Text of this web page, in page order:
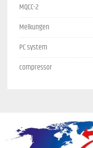
MQCC-2
Melkungen
PC system
compressor